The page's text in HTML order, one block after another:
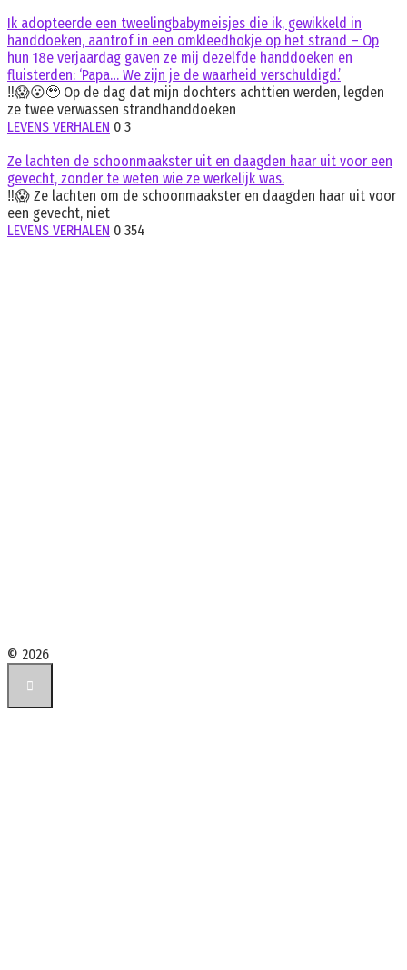
Ik adopteerde een tweelingbabymeisjes die ik, gewikkeld in
handdoeken, aantrof in een omkleedhokje op het strand – Op
hun 18e verjaardag gaven ze mij dezelfde handdoeken en
fluisterden: ‘Papa… We zijn je de waarheid verschuldigd.’
‼️😱😮🥹 Op de dag dat mijn dochters achttien werden, legden
ze twee verwassen strandhanddoeken
LEVENS VERHALEN 0 3
Ze lachten de schoonmaakster uit en daagden haar uit voor een
gevecht, zonder te weten wie ze werkelijk was.
‼️😱 Ze lachten om de schoonmaakster en daagden haar uit voor
een gevecht, niet
LEVENS VERHALEN 0 354
© 2026